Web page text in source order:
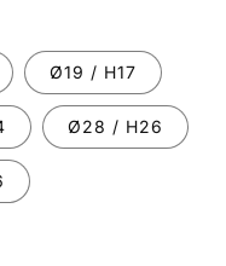
Ø19 / H17
Ø28 / H26